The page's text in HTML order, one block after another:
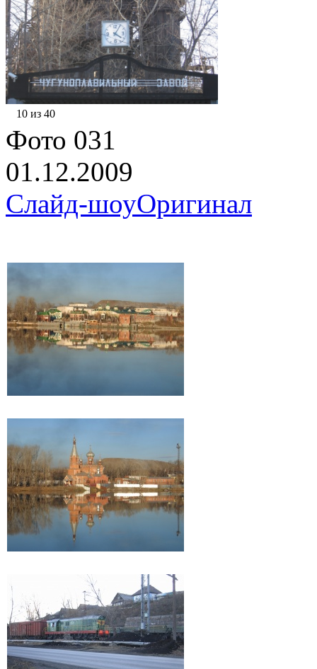
10 из 40
Фото 031
01.12.2009
Слайд-шоуОригинал